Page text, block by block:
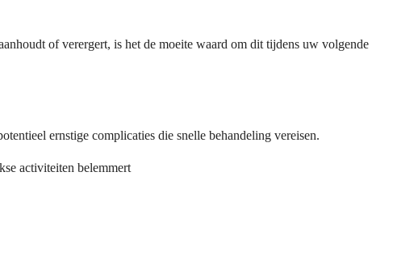
of verergert, is het de moeite waard om dit tijdens uw volgende
ernstige complicaties die snelle behandeling vereisen.
activiteiten belemmert